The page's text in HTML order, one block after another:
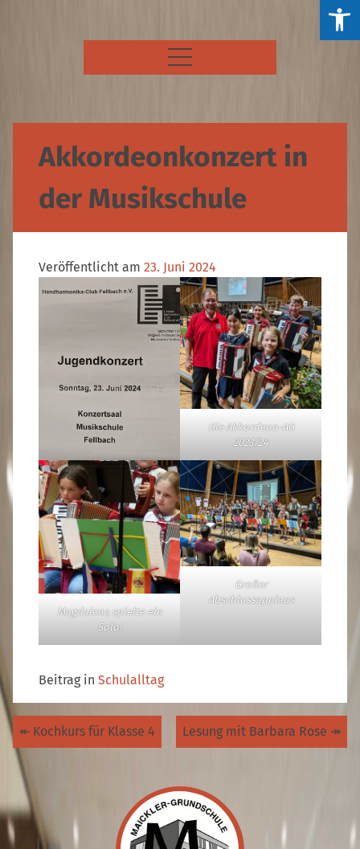
Akkordeonkonzert in
der Musikschule
Veröffentlicht am 23. Juni 2024
Die Akkordeon-AG
2023/24
Magdalena spielte ein
Solo!
Großer
Abschlussapplaus
Beitrag in Schulalltag
Beitragsnavigation
↞ Kochkurs für Klasse 4 Lesung mit Barbara Rose ↠